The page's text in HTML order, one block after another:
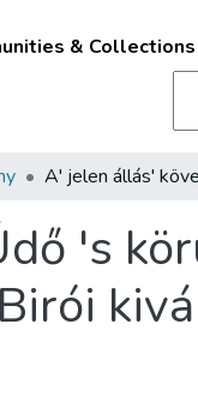
& Collections
's